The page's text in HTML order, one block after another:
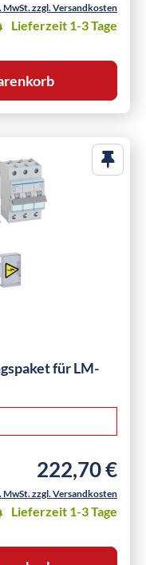
MwSt. zzgl. Versandkosten
Lieferzeit 1-3 Tage
für LM-
Regulärer Preis:
222,70 €
MwSt. zzgl. Versandkosten
Lieferzeit 1-3 Tage